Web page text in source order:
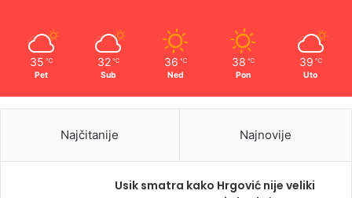
35 ℃
Pet
32 ℃
Sub
36 ℃
Ned
38 ℃
Pon
39 ℃
Uto
Najčitanije Najnovije
Usik smatra kako Hrgović nije veliki